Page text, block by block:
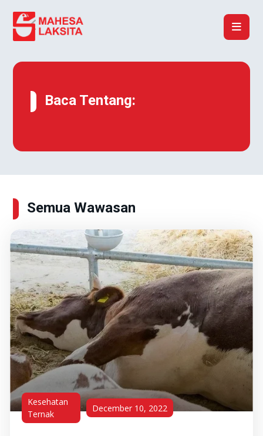
Baca Tentang:
Semua Wawasan
Kesehatan
Ternak
December 10, 2022